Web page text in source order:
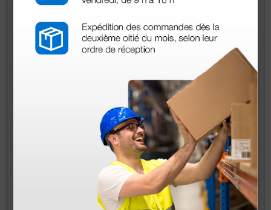
¿Todavía tienes alguna duda? ¿Necesitas más
Envía ahora mismo tu pregunta a los colegas que ya
han adquirido este producto.